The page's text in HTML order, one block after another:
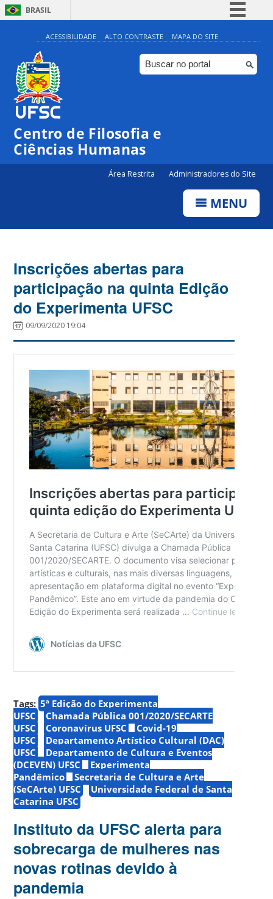
BRASIL
Simplifique!
Comunica BR
Participe
ACESSIBILIDADE ALTO CONTRASTE MAPA DO SITE
Centro de Filosofia e
Ciências Humanas
Área Restrita Administradores do Site
MENU
Inscrições abertas para
participação na quinta Edição
do Experimenta UFSC
09/09/2020 19:04
Tags: 5ª Edição do Experimenta
UFSC
Chamada Pública 001/2020/SECARTE
UFSC
Coronavírus UFSC
Covid-19
UFSC
Departamento Artístico Cultural (DAC)
UFSC
Departamento de Cultura e Eventos
(DCEVEN) UFSC
Experimenta
Pandêmico
Secretaria de Cultura e Arte
(SeCArte) UFSC
Universidade Federal de Santa
Catarina UFSC
Instituto da UFSC alerta para
sobrecarga de mulheres nas
novas rotinas devido à
pandemia